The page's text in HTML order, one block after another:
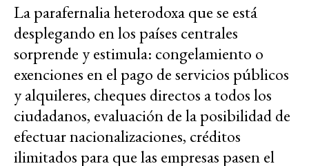
La parafernalia heterodoxa que se está
desplegando en los países centrales
sorprende y estimula: congelamiento o
exenciones en el pago de servicios públicos
y alquileres, cheques directos a todos los
ciudadanos, evaluación de la posibilidad de
efectuar nacionalizaciones, créditos
ilimitados para que las empresas pasen el